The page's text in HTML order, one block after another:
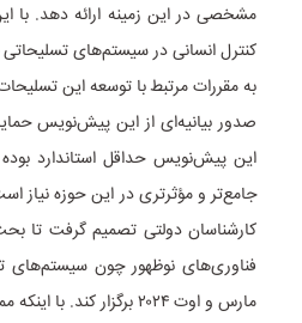
مشخصی در این زمینه ارائه دهد. با
کنترل انسانی در سیستم‌های
صدور بیانیه‌ای از این پیش‌نویس
این پیش‌نویس حداقل استاندارد
کارشناسان دولتی تصمیم گرفت تا
فناوری‌های نوظهور چون سیستم‌های
مارس و اوت ۲۰۲۴ برگزار